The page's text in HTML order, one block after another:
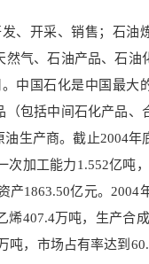
、开采、销售；石油
气、石油产品、石油
中国石化是中国最大
包括中间石化产品、
生产商。截止2004年
加工能力1.552亿吨
1863.50亿元。2004
烯407.4万吨，生产合
吨，市场占有率达到